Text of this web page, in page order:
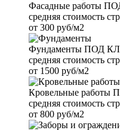
Фасадные работы
средняя стоимость
от 300 руб/м2
Фундаменты ПОД
средняя стоимость
от 1500 руб/м2
Кровельные работы
средняя стоимость
от 800 руб/м2